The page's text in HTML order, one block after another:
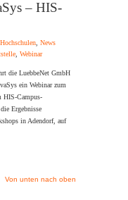
– HIS-
, News
, Webinar
die LuebbeNet GmbH
ein Webinar zum
HIS-Campus-
Ergebnisse
in Adendorf, auf
Von unten nach oben